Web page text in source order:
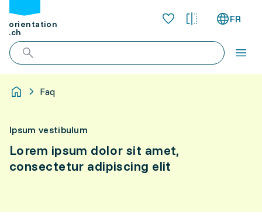
orientation
.ch
FR
Faq
Ipsum vestibulum
Lorem ipsum dolor sit amet,
consectetur adipiscing elit